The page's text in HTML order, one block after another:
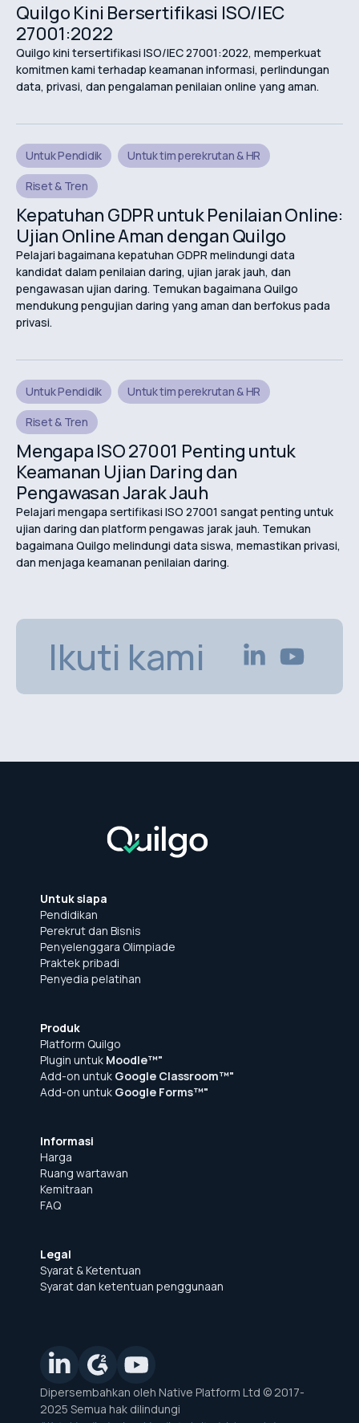
Quilgo Kini Bersertifikasi ISO/IEC
27001:2022
Quilgo kini tersertifikasi ISO/IEC 27001:2022, memperkuat
komitmen kami terhadap keamanan informasi, perlindungan
data, privasi, dan pengalaman penilaian online yang aman.
Untuk Pendidik
Untuk tim perekrutan & HR
Riset & Tren
Kepatuhan GDPR untuk Penilaian Online:
Ujian Online Aman dengan Quilgo
Pelajari bagaimana kepatuhan GDPR melindungi data
kandidat dalam penilaian daring, ujian jarak jauh, dan
pengawasan ujian daring. Temukan bagaimana Quilgo
mendukung pengujian daring yang aman dan berfokus pada
privasi.
Untuk Pendidik
Untuk tim perekrutan & HR
Riset & Tren
Mengapa ISO 27001 Penting untuk
Keamanan Ujian Daring dan
Pengawasan Jarak Jauh
Pelajari mengapa sertifikasi ISO 27001 sangat penting untuk
ujian daring dan platform pengawas jarak jauh. Temukan
bagaimana Quilgo melindungi data siswa, memastikan privasi,
dan menjaga keamanan penilaian daring.
Ikuti kami
Untuk siapa
Pendidikan
Perekrut dan Bisnis
Penyelenggara Olimpiade
Praktek pribadi
Penyedia pelatihan
Produk
Platform Quilgo
Plugin untuk Moodle™"
Add-on untuk Google Classroom™"
Add-on untuk Google Forms™"
Informasi
Harga
Ruang wartawan
Kemitraan
FAQ
Legal
Syarat & Ketentuan
Syarat dan ketentuan penggunaan
Dipersembahkan oleh Native Platform Ltd © 2017-
2025 Semua hak dilindungi